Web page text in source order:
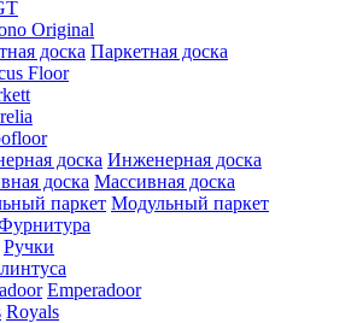
Original
Паркетная доска
Floor
Инженерная доска
Массивная доска
Модульный паркет
Ручки
Emperadoor
Royals